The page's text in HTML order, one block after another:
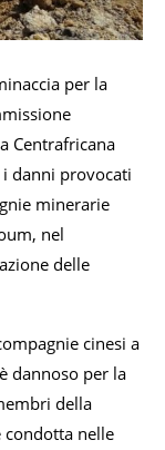
per la
Centrafricana
danni provocati
minerarie
nel
delle
cinesi a
dannoso per la
della
condotta nelle